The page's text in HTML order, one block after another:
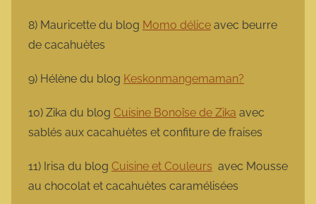
8) Mauricette du blog Momo délice avec beurre
de cacahuètes
9) Hélène du blog Keskonmangemaman?
10) Zika du blog Cuisine Bonoîse de Zika avec
sablés aux cacahuètes et confiture de fraises
11) Irisa du blog Cuisine et Couleurs avec Mousse
au chocolat et cacahuètes caramélisées